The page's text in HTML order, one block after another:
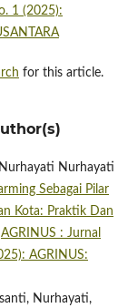
1 (2025):
for this article.
Nurhayati
Sebagai Pilar
Kota: Praktik Dan
AGRINUS : Jurnal
AGRINUS:
Nurhayati,